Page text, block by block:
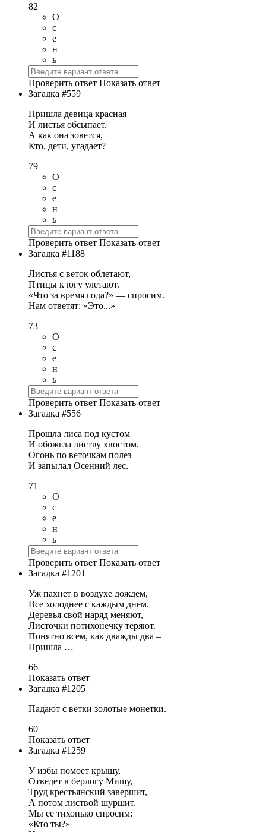
82
О
с
е
н
ь
Проверить ответ Показать ответ
Загадка #559
Пришла девица красная
И листья обсыпает.
А как она зовется,
Кто, дети, угадает?
79
О
с
е
н
ь
Проверить ответ Показать ответ
Загадка #1188
Листья с веток облетают,
Птицы к югу улетают.
«Что за время года?» — спросим.
Нам ответят: «Это...»
73
О
с
е
н
ь
Проверить ответ Показать ответ
Загадка #556
Прошла лиса под кустом
И обожгла листву хвостом.
Огонь по веточкам полез
И запылал Осенний лес.
71
О
с
е
н
ь
Проверить ответ Показать ответ
Загадка #1201
Уж пахнет в воздухе дождем,
Все холоднее с каждым днем.
Деревья свой наряд меняют,
Листочки потихонечку теряют.
Понятно всем, как дважды два –
Пришла …
66
Показать ответ
Загадка #1205
Падают с ветки золотые монетки.
60
Показать ответ
Загадка #1259
У избы помоет крышу,
Отведет в берлогу Мишу,
Труд крестьянский завершит,
А потом листвой шуршит.
Мы ее тихонько спросим:
«Кто ты?»